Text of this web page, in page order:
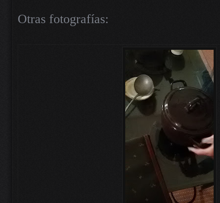
Otras fotografías: